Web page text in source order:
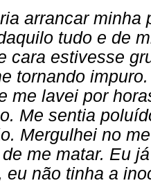
arrancar minha
tudo e de
cara estivesse
tornando
me lavei por
Me sentia
Mergulhei no
me matar. Eu
eu não tinha a